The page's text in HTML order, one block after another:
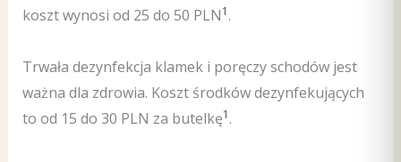
koszt wynosi od 25 do 50 PLN1 .
Trwała dezynfekcja klamek i poręczy schodów jest
ważna dla zdrowia. Koszt środków dezynfekujących
to od 15 do 30 PLN za butelkę1 .